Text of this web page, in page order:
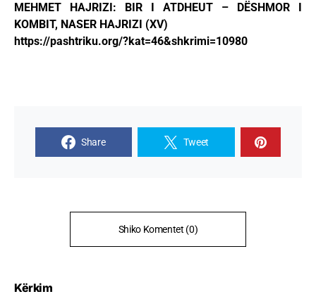
MEHMET HAJRIZI: BIR I ATDHEUT – DËSHMOR I
KOMBIT, NASER HAJRIZI (XV)
https://pashtriku.org/?kat=46&shkrimi=10980
Share Tweet
Shiko Komentet (0)
Kërkim